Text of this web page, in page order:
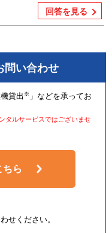
回答を見る
問い合わせ
貸出 ※ 」などを承ってお
タルサービスではございませ
ちら
せください。